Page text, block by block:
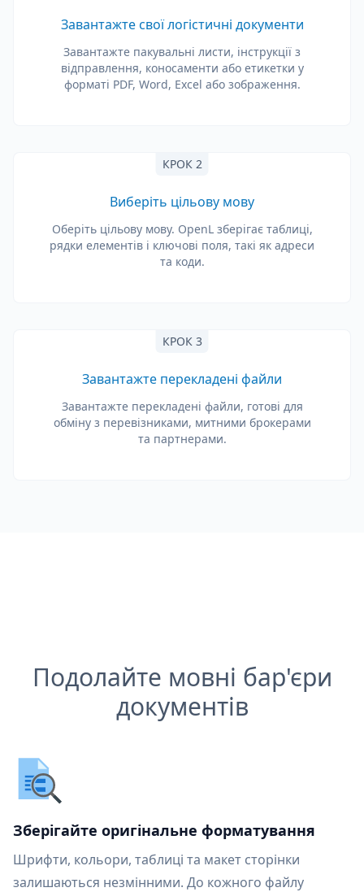
Завантажте свої логістичні документи
Завантажте пакувальні листи, інструкції з
відправлення, коносаменти або етикетки у
форматі PDF, Word, Excel або зображення.
КРОК 2
Виберіть цільову мову
Оберіть цільову мову. OpenL зберігає таблиці,
рядки елементів і ключові поля, такі як адреси
та коди.
КРОК 3
Завантажте перекладені файли
Завантажте перекладені файли, готові для
обміну з перевізниками, митними брокерами
та партнерами.
Подолайте мовні бар'єри
документів
Зберігайте оригінальне форматування
Шрифти, кольори, таблиці та макет сторінки
залишаються незмінними. До кожного файлу